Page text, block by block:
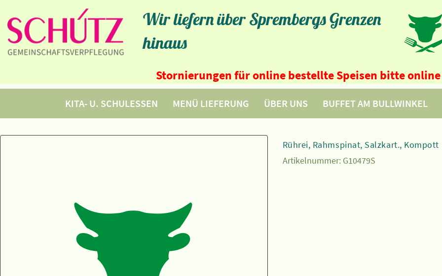
Wir liefern über Sprembergs Grenzen
hinaus
Stornierungen für online bestellte Speisen bitte
KITA- U. SCHULESSEN MENÜ LIEFERUNG ÜBER UNS BUFFET AM BULLWINKEL
Rührei, Rahmspinat, Salzkart., Kompott
Artikelnummer: G10479S